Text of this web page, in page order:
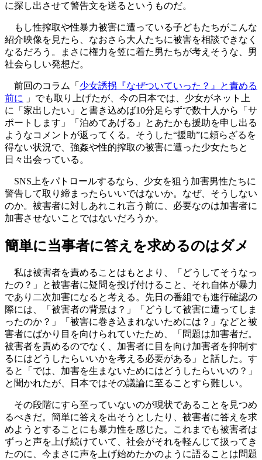
に探し出させて警告文を送るというものだ。
もし性搾取や性暴力被害に遭っている子どもたちがこんな
紹介映像を見たら、なおさら大人たちに被害を相談できなく
なるだろう。まさに権力を笠に着た男たちが考えそうな、男
社会らしい発想だ。
前回のコラム「 少女誘拐『なぜついていった？』と責める
前に
」でも取り上げたが、今の日本では、少女がネット上
に「家出したい」と書き込めば10分足らずで数十人から「サ
ポートします」「泊めてあげる」とあたかも援助を申し出る
ようなコメントが返ってくる。そうした“援助”に頼らざるを
得ない状況で、強姦や性的搾取の被害に遭った少女たちと
日々出会っている。
SNS上をパトロールするなら、少女を狙う加害男性たちに
警告して取り締まったらいいではないか。なぜ、そうしない
のか。被害者に対しあれこれ言う前に、必要なのは加害者に
加害させないことではないだろうか。
簡単に当事者に答えを求めるのはダメ
私は被害者を責めることはもとより、「どうしてそうなっ
たの？」と被害者に疑問を投げ付けること、それ自体が暴力
であり二次加害になると考える。先日の番組でも進行確認の
際には、「被害者の背景は？」「どうして被害に遭ってしま
ったのか？」「被害に巻き込まれないためには？」などと被
害者にばかり目を向けられていたため、「問題は加害者だ。
被害者を責めるのでなく、加害者に目を向け加害者を抑制す
るにはどうしたらいいかを考える必要がある」と話した。す
ると「では、加害を生まないためにはどうしたらいいの？」
と聞かれたが、日本ではその議論に至ることすら難しい。
その段階にすら至っていないのが現状であることを見つめ
るべきだ。簡単に答えを出そうとしたり、被害者に答えを求
めようとすることにも暴力性を感じた。これまでも被害者は
ずっと声を上げ続けていて、社会がそれを軽んじて扱ってき
たのに、今まさに声を上げ始めたかのように語ることは問題